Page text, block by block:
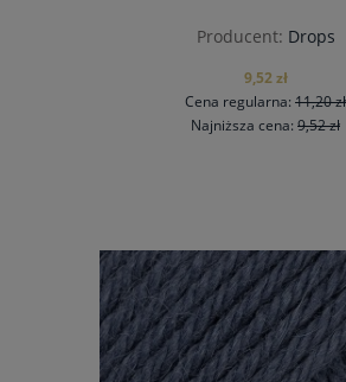
Producent: Drops
9,52 zł
Cena regularna: 11,20 zł
Najniższa cena: 9,52 zł
do koszyka